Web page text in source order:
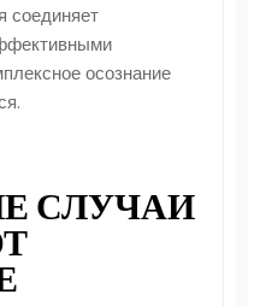
соединяет
осознание
СЛУЧАИ